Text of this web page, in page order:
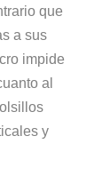
que
a sus
impide
al
y